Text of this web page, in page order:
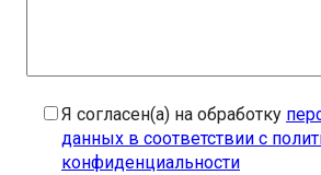
Я согласен(а) на обработку
данных в соответствии с
конфиденциальности